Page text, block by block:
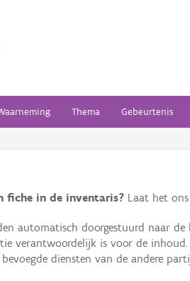
Thema Gebeurtenis
fiche in de inventaris? Laat het
automatisch doorgestuurd naar
verantwoordelijk is voor de
diensten van de andere